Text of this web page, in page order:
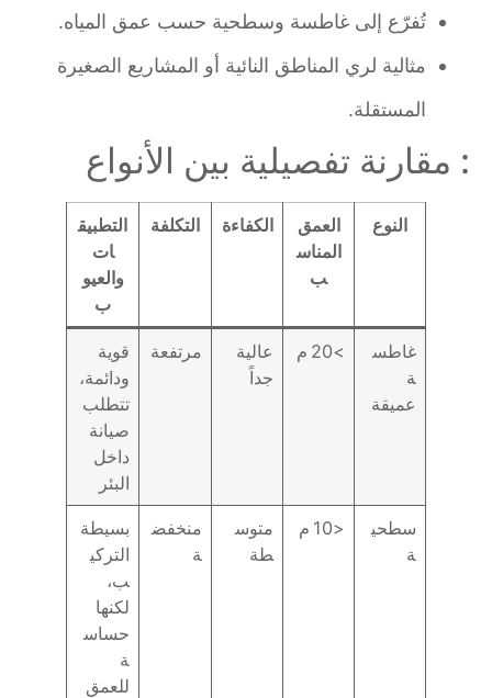
تُفرّع إلى غاطسة وسطحية حسب عمق المياه.
مثالية لري المناطق النائية أو المشاريع الصغيرة
المستقلة.
: مقارنة تفصيلية بين الأنواع
النوع
العمق
المناس
الكفاءة التكلفة
التطبيق
ات
والعيو
غاطس
عميقة
عالية
جداً
مرتفعة
قوية
ودائمة،
تتطلب
صيانة
داخل
البئر
سطحي
متوس
طة
منخفض
بسيطة
التركي
ب،
لكنها
حساس
للعمق